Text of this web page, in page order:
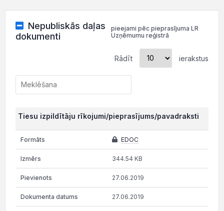
Nepubliskās daļas
dokumenti
pieejami pēc pieprasījuma LR
Uzņēmumu reģistrā
Rādīt ierakstus
Tiesu izpildītāju rīkojumi/pieprasījums/pavadraksti
EDOC
344.54 KB
27.06.2019
27.06.2019